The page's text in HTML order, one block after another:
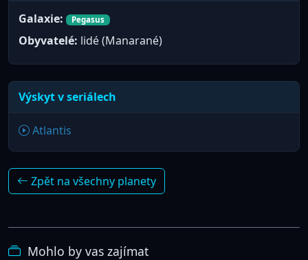
Galaxie: Pegasus
Obyvatelé: lidé (Manarané)
Výskyt v seriálech
Atlantis
Zpět na všechny planety
Mohlo by vas zajímat